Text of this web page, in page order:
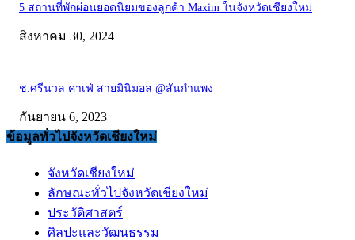
5 สถานที่พักผ่อนยอดนิยมของลูกค้า Maxim ในจังหวัดเชียงใหม่
สิงหาคม 30, 2024
ช.ศรีนวล คาเฟ่ สายมินิมอล @สันกำแพง
กันยายน 6, 2023
ข้อมูลทั่วไปจังหวัดเชียงใหม่
จังหวัดเชียงใหม่
ลักษณะทั่วไปจังหวัดเชียงใหม่
ประวัติศาสตร์
ศิลปะและวัฒนธรรม